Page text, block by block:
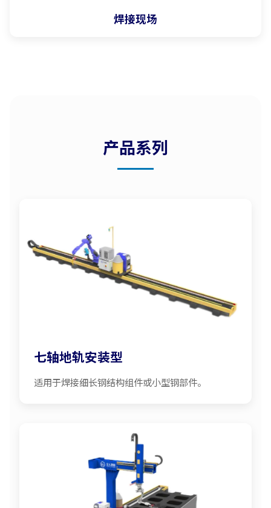
焊接现场
产品系列
七轴地轨安装型
适用于焊接细长钢结构组件或小型钢部件。